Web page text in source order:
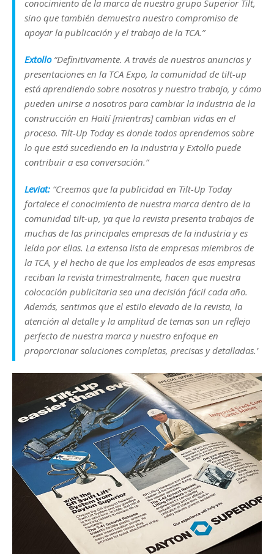
conocimiento de la marca de nuestro grupo Superior Tilt,
sino que también demuestra nuestro compromiso de
apoyar la publicación y el trabajo de la TCA.”
Extollo“Definitivamente. A través de nuestros anuncios y
presentaciones en la TCA Expo, la comunidad de tilt-up
está aprendiendo sobre nosotros y nuestro trabajo, y cómo
pueden unirse a nosotros para cambiar la industria de la
construcción en Haití [mientras] cambian vidas en el
proceso. Tilt-Up Today es donde todos aprendemos sobre
lo que está sucediendo en la industria y Extollo puede
contribuir a esa conversación.”
Leviat: “Creemos que la publicidad en Tilt-Up Today
fortalece el conocimiento de nuestra marca dentro de la
comunidad tilt-up, ya que la revista presenta trabajos de
muchas de las principales empresas de la industria y es
leída por ellas. La extensa lista de empresas miembros de
la TCA, y el hecho de que los empleados de esas empresas
reciban la revista trimestralmente, hacen que nuestra
colocación publicitaria sea una decisión fácil cada año.
Además, sentimos que el estilo elevado de la revista, la
atención al detalle y la amplitud de temas son un reflejo
perfecto de nuestra marca y nuestro enfoque en
proporcionar soluciones completas, precisas y detalladas.’